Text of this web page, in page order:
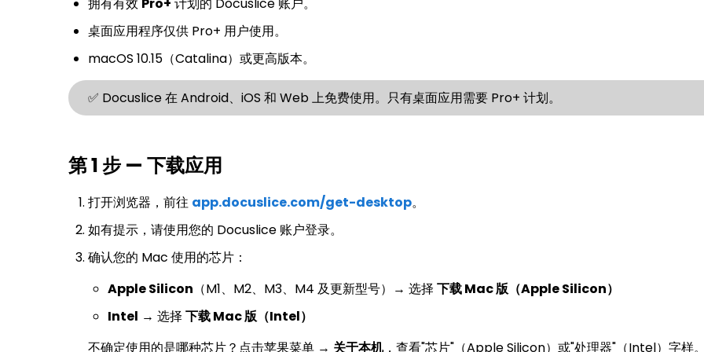
桌面应用程序仅供 Pro+ 用户使用。
macOS 10.15（Catalina）或更高版本。
✅ Docuslice 在 Android、iOS 和 Web 上免费使用。只有桌面应用需要 Pro+ 计划。
第 1 步 — 下载应用
打开浏览器，前往 app.docuslice.com/get-desktop。
如有提示，请使用您的 Docuslice 账户登录。
确认您的 Mac 使用的芯片：
Apple Silicon （M1、M2、M3、M4 及更新型号）→ 选择 下载 Mac 版（Apple Silicon）
Intel → 选择 下载 Mac 版（Intel）
不确定使用的是哪种芯片？点击苹果菜单 → 关于本机，查看"芯片"（Apple Silicon）或"处理器"（Intel）字样